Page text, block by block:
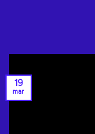
19
mar